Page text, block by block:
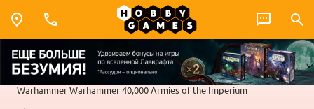
WarhammerWarhammer 40,000Armies of the Imperium